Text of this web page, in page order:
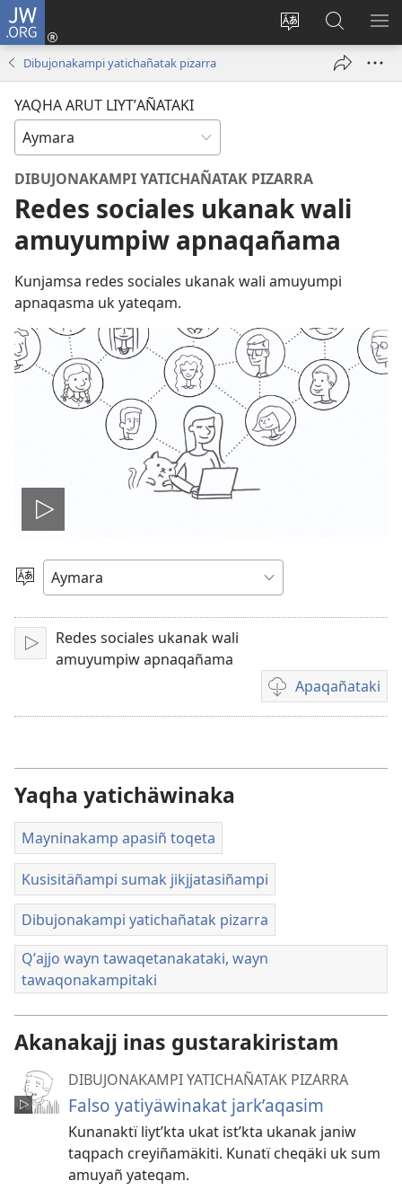
JW.ORG
Change
language
Cuentamar
mantañatakiJW.ORG:
Dibujonakampi yatichañatak pizarra
YAQHA ARUT LIYTʼAÑATAKI
DIBUJONAKAMPI YATICHAÑATAK PIZARRA
Redes sociales ukanak wali
amuyumpiw apnaqañama
Kunjamsa redes sociales ukanak wali amuyumpi
apnaqasma uk yateqam.
Play
video
Mä
ajlliñataki
Play
Redes sociales ukanak wali
amuyumpiw apnaqañama
Apaqañataki
Video
download
Yaqha yatichäwinaka
Mayninakamp apasiñ toqeta
Kusisitäñampi sumak jikjjatasiñampi
Dibujonakampi yatichañatak pizarra
Qʼajjo wayn tawaqetanakataki, wayn
tawaqonakampitaki
Akanakajj inas gustarakiristam
DIBUJONAKAMPI YATICHAÑATAK PIZARRA
Falso yatiyäwinakat jarkʼaqasim
Kunanaktï liytʼkta ukat istʼkta ukanak janiw
taqpach creyiñamäkiti. Kunatï cheqäki uk sum
amuyañ yateqam.